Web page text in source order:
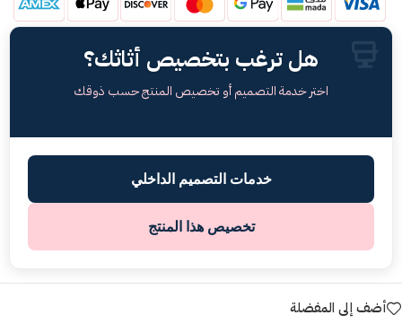
هل ترغب بتخصيص أثاثك؟
اختر خدمة التصميم أو تخصيص المنتج حسب ذوقك
خدمات التصميم الداخلي
تخصيص هذا المنتج
أضف إلى المفضلة